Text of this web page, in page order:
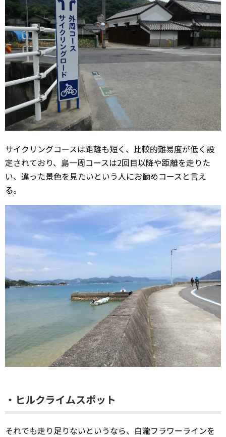
サイクリングコースは距離も短く、比較的難易度が低く設
定されており、島一周コースは2回目以降や距離を走りた
い、違った景色を見たいという人にお勧めコースと言え
る。
・ヒルクライムスポット
それでも走り足りないというなら、白瀧フラワーラインを